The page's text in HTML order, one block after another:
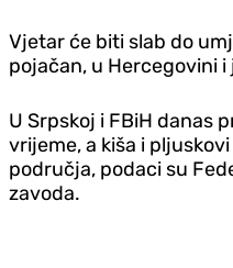
Vjetar će biti slab do
pojačan, u Hercegovini
U Srpskoj i FBiH danas
vrijeme, a kiša i
područja, podaci su
zavoda.